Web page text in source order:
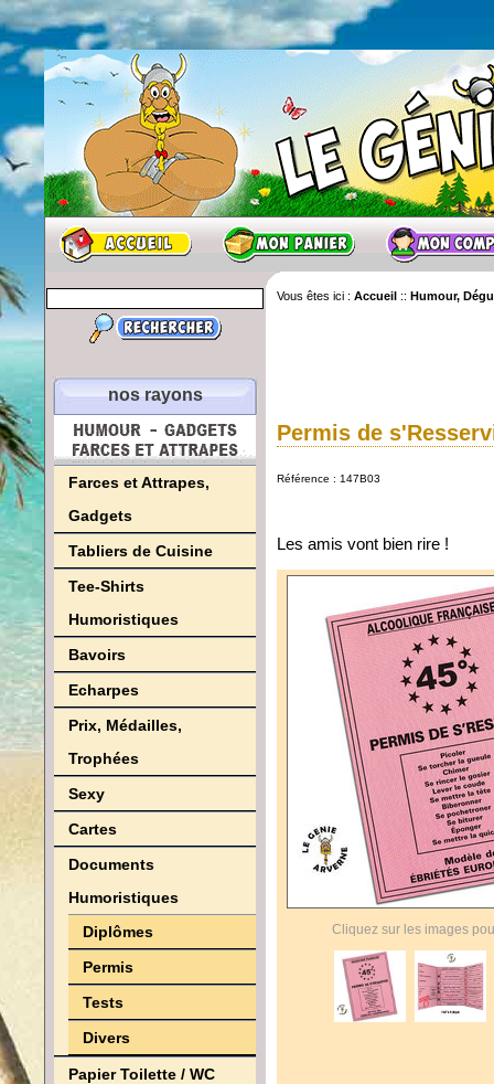
nos rayons
Farces et Attrapes,
Gadgets
Tabliers de Cuisine
Tee-Shirts
Humoristiques
Bavoirs
Echarpes
Prix, Médailles,
Trophées
Sexy
Cartes
Documents
Humoristiques
Diplômes
Permis
Tests
Divers
Papier Toilette / WC
Vous êtes ici : Accueil :: Humour,
Permis de
Référence : 147B03
Les amis vont bien rire !
Cliquez sur les images